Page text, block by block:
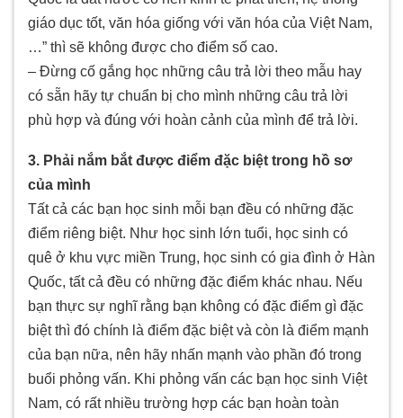
giáo dục tốt, văn hóa giống với văn hóa của Việt Nam,
…” thì sẽ không được cho điểm số cao.
– Đừng cố gắng học những câu trả lời theo mẫu hay
có sẵn hãy tự chuẩn bị cho mình những câu trả lời
phù hợp và đúng với hoàn cảnh của mình để trả lời.
3. Phải nắm bắt được điểm đặc biệt trong hồ sơ
của mình
Tất cả các bạn học sinh mỗi bạn đều có những đặc
điểm riêng biệt. Như học sinh lớn tuổi, học sinh có
quê ở khu vực miền Trung, học sinh có gia đình ở Hàn
Quốc, tất cả đều có những đặc điểm khác nhau. Nếu
bạn thực sự nghĩ rằng bạn không có đặc điểm gì đặc
biệt thì đó chính là điểm đặc biệt và còn là điểm mạnh
của bạn nữa, nên hãy nhấn mạnh vào phần đó trong
buổi phỏng vấn. Khi phỏng vấn các bạn học sinh Việt
Nam, có rất nhiều trường hợp các bạn hoàn toàn